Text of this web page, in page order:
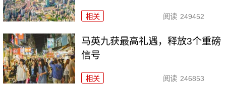
相关 阅读 249452
马英九获最高礼遇，释放3个重磅
信号
相关 阅读 246853